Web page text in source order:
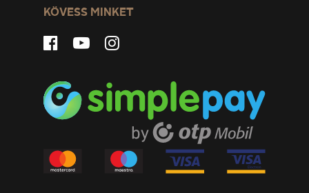
KÖVESS MINKET